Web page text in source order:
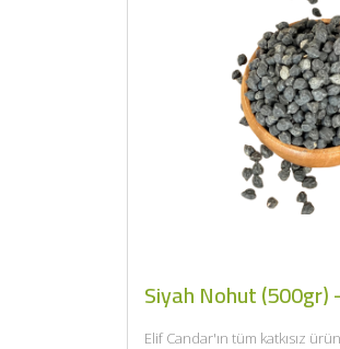
Siyah Nohut (500gr)
Elif Candar'ın tüm katkısız